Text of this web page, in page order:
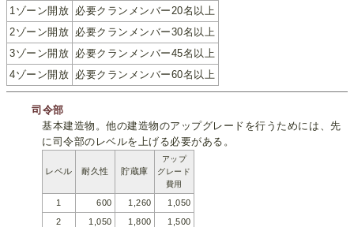
1ゾーン開放 必要クランメンバー20名以上
2ゾーン開放 必要クランメンバー30名以上
3ゾーン開放 必要クランメンバー45名以上
4ゾーン開放 必要クランメンバー60名以上
司令部
基本建造物。他の建造物のアップグレードを行うためには、先
に司令部のレベルを上げる必要がある。
レベル 耐久性 貯蔵庫
アップ
グレード
費用
1 600 1,260
1,050
2
1,050 1,800
1,500